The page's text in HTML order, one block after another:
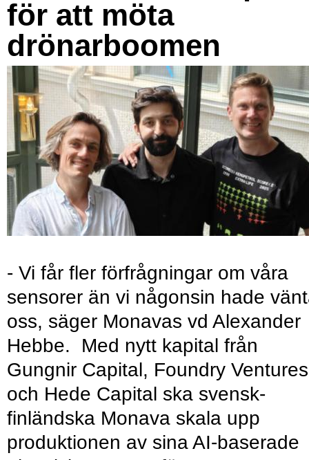
för att möta
drönarboomen
- Vi får fler förfrågningar om våra
sensorer än vi någonsin hade
oss, säger Monavas vd Alexander
Hebbe. Med nytt kapital från
Gungnir Capital, Foundry Ventures
och Hede Capital ska svensk-
finländska Monava skala upp
produktionen av sina AI-baserade